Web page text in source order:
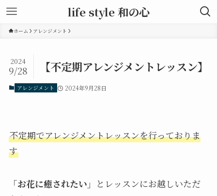
life style 和の心
ホーム アレンジメント
【不定期アレンジメントレッスン】
2024
9/28
アレンジメント 2024年9月28日
不定期でアレンジメントレッスンを行っておりま
す
「お花に癒されたい」
とレッスンにお越しいただ